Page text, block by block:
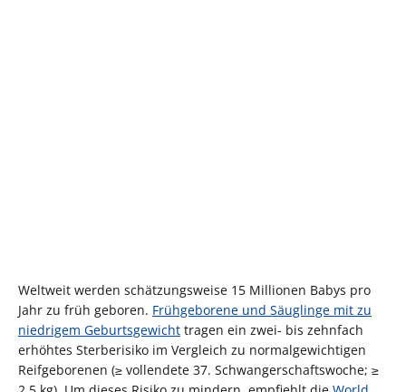
Weltweit werden schätzungsweise 15 Millionen Babys pro
Jahr zu früh geboren. Frühgeborene und Säuglinge mit zu
niedrigem Geburtsgewicht tragen ein zwei- bis zehnfach
erhöhtes Sterberisiko im Vergleich zu normalgewichtigen
Reifgeborenen (≥ vollendete 37. Schwangerschaftswoche; ≥